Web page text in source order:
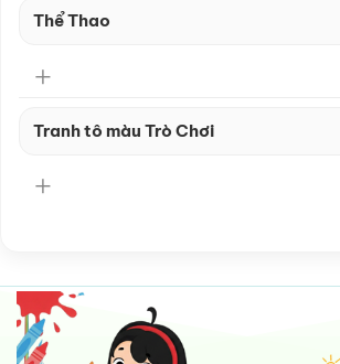
Thể Thao
Tranh tô màu Trò Chơi